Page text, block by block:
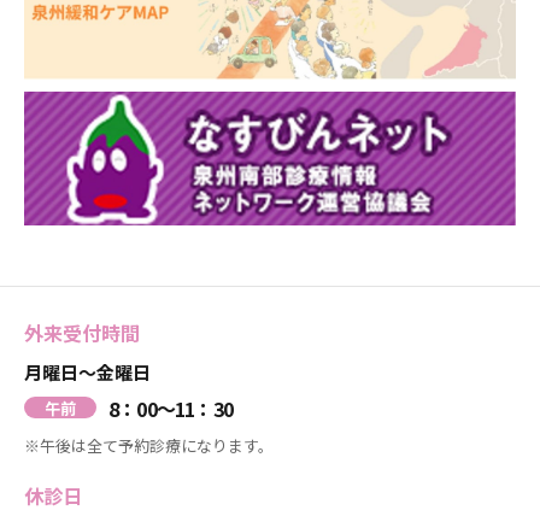
外来受付時間
月曜日〜金曜日
午前 8：00～11：30
※午後は全て予約診療になります。
休診日